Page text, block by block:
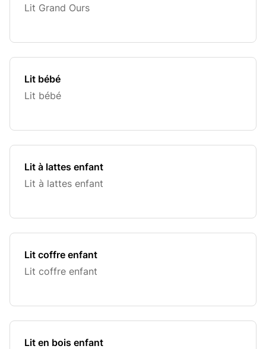
Lit Grand Ours
Lit bébé
Lit bébé
Lit à lattes enfant
Lit à lattes enfant
Lit coffre enfant
Lit coffre enfant
Lit en bois enfant